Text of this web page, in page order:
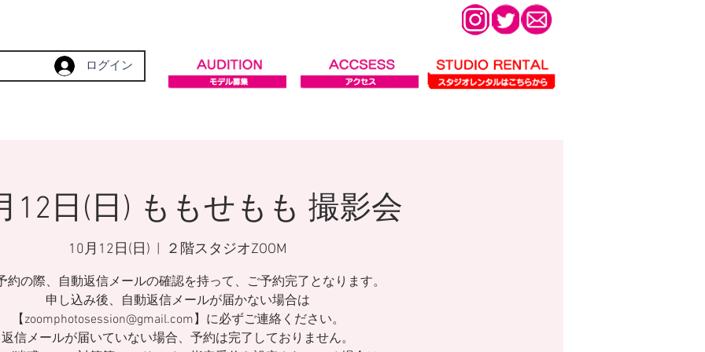
ログイン
12日(日) ももせもも 撮影会
10月12日(日) ２階スタジオZOOM
の際、自動返信メールの確認を持って、ご予約完了となります。
申し込み後、自動返信メールが届かない場合は
【zoomphotosession@gmail.com】に必ずご連絡ください。
返信メールが届いていない場合、予約は完了しておりません。